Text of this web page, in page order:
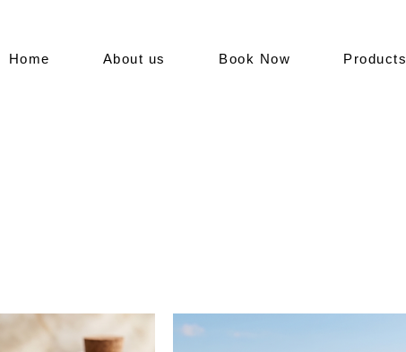
Home About us Book Now Products